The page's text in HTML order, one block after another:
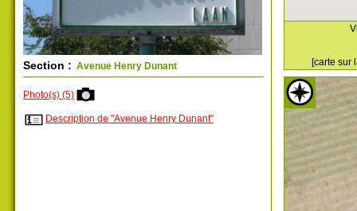
Section : Avenue Henry Dunant
Photo(s) (5)
Description de "Avenue Henry Dunant"
[carte sur